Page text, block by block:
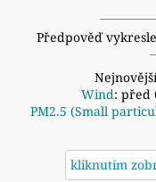
Předpověď
Wind: před
PM2.5 (Small
kliknutím